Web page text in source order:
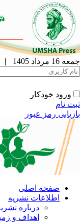
جمعه 16 مرداد 1405 |
ورود خودکار
ثبت نام
بازیابی رمز عبور
صفحه اصلی
اطلاعات نشریه
درباره
اهداف و